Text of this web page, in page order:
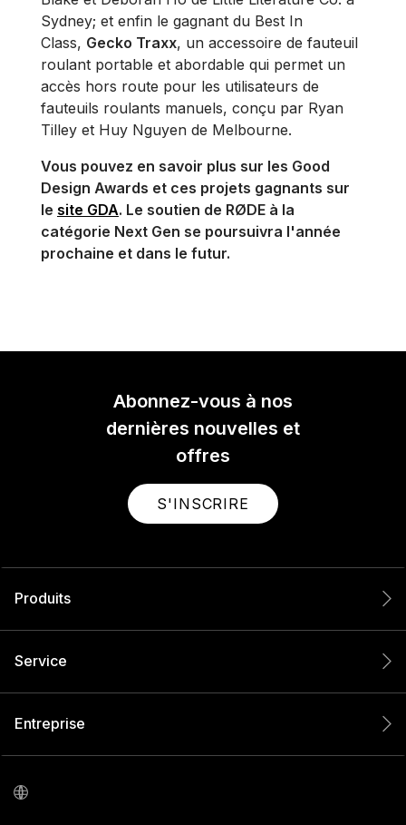
Sydney; et enfin le gagnant du Best In
Class, Gecko Traxx, un accessoire de fauteuil
roulant portable et abordable qui permet un
accès hors route pour les utilisateurs de
fauteuils roulants manuels, conçu par Ryan
Tilley et Huy Nguyen de Melbourne.
Vous pouvez en savoir plus sur les Good
Design Awards et ces projets gagnants sur
le site GDA. Le soutien de RØDE à la
catégorie Next Gen se poursuivra l'année
prochaine et dans le futur.
Abonnez-vous à nos
dernières nouvelles et
offres
S'INSCRIRE
Produits
Service
Entreprise